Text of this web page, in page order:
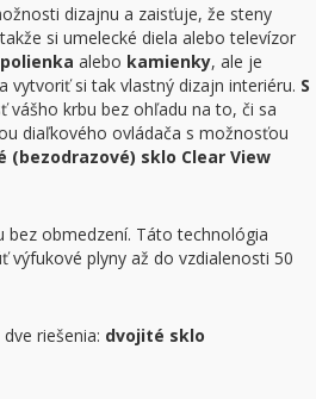
dizajnu a zaisťuje, že steny
si umelecké diela alebo televízor
polienka alebo kamienky, ale je
vytvoriť si tak vlastný dizajn interiéru. S
vášho krbu bez ohľadu na to, či sa
diaľkového ovládača s možnosťou
(bezodrazové) sklo Clear View
obmedzení. Táto technológia
plyny až do vzdialenosti 50
riešenia: dvojité sklo